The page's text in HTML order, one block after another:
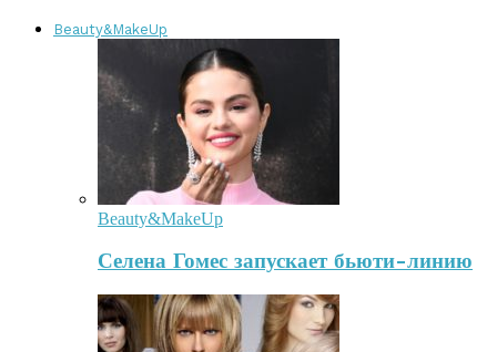
Beauty&MakeUp
Beauty&MakeUp
Селена Гомес запускает бьюти-линию